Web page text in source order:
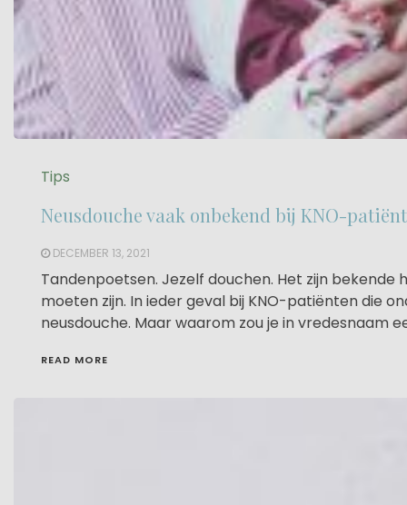
Tips
Neusdouche vaak onbekend bij KNO-
DECEMBER 13, 2021
Tandenpoetsen. Jezelf douchen. Het zijn bekende
moeten zijn. In ieder geval bij KNO-patiënten die
neusdouche. Maar waarom zou je in vredesnaam
READ MORE